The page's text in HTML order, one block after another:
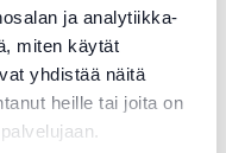
ja analytiikka-
miten käytät
yhdistää näitä
heille tai joita on2026